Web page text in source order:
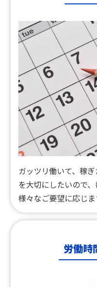
ガッツリ働いて、稼
を大切にしたいので、
様々なご要望に応じま
労働時